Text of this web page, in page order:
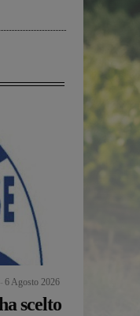
6 Agosto 2026
scelto